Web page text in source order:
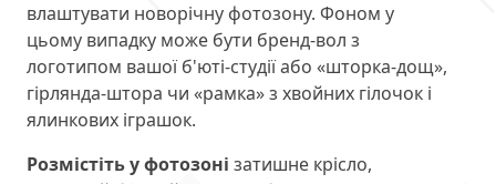
влаштувати новорічну фотозону. Фоном у
цьому випадку може бути бренд-вол з
логотипом вашої б'юті-студії або «шторка-дощ»,
гірлянда-штора чи «рамка» з хвойних гілочок і
ялинкових іграшок.
Розмістіть у фотозоні затишне крісло,